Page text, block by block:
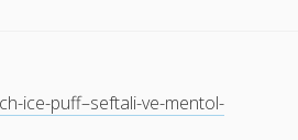
ice-puff–seftali-ve-mentol-